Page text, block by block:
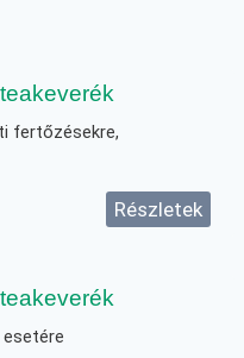
fertőzésekre,
Részletek